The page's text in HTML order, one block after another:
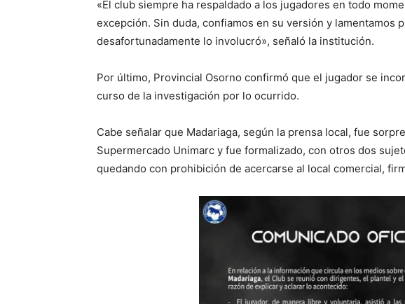
«El club siempre ha respaldado a los jugadores en todo
excepción. Sin duda, confiamos en su versión y lamentamos
desafortunadamente lo involucró», señaló la institución.
Por último, Provincial Osorno confirmó que el jugador se
curso de la investigación por lo ocurrido.
Cabe señalar que Madariaga, según la prensa local, fue
Supermercado Unimarc y fue formalizado, con otros dos
quedando con prohibición de acercarse al local comercial,